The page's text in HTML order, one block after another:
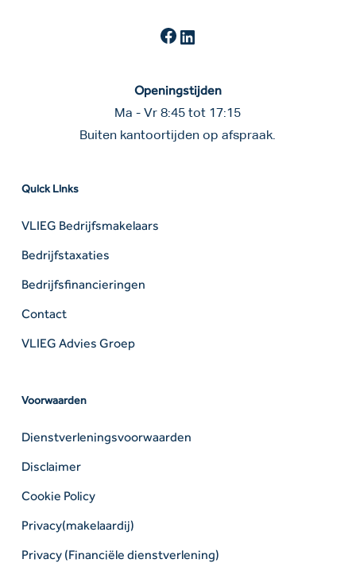
Facebook
Openingstijden
Ma - Vr 8:45 tot 17:15
Buiten kantoortijden op afspraak.
Quick Links
VLIEG Bedrijfsmakelaars
Bedrijfstaxaties
Bedrijfsfinancieringen
Contact
VLIEG Advies Groep
Voorwaarden
Dienstverleningsvoorwaarden
Disclaimer
Cookie Policy
Privacy(makelaardij)
Privacy (Financiële dienstverlening)